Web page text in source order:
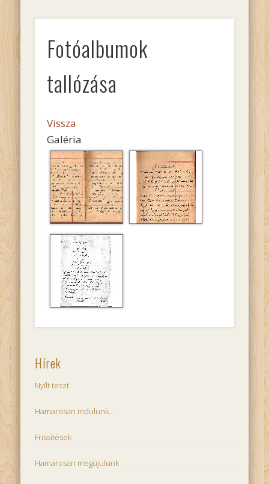
Fotóalbumok
tallózása
Vissza
Galéria
Eper torta, Mokka
torta, Kávé crém
Farsangi fánk
Hírek
Nyílt teszt
Hamarosan indulunk…
Frissítések
Hamarosan megújulunk